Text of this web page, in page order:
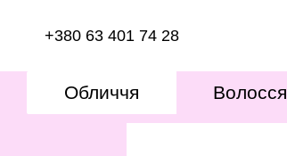
+380 63 401 74 28
Обличчя Волосся